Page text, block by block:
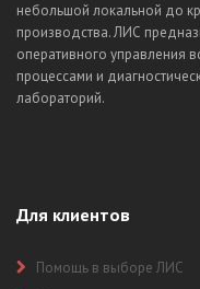
небольшой локальной до
производства. ЛИС
оперативного управления
процессами и
лабораторий.
Для клиентов
Помощь в выборе ЛИС